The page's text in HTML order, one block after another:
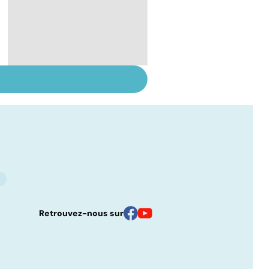
attente
Retrouvez-nous sur